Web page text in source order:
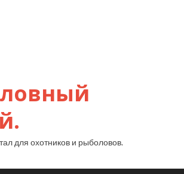
для охотников и рыболовов.